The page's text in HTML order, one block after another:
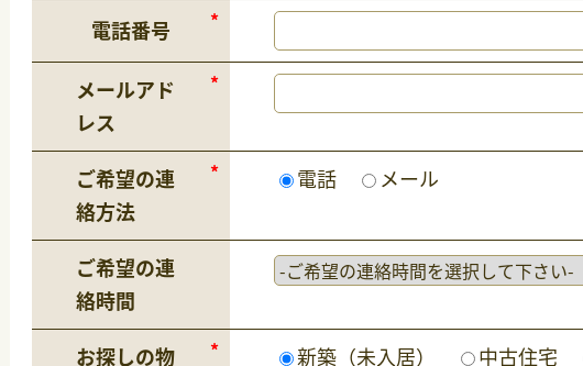
電話番号
メールアド
レス
ご希望の連
絡方法
電話 メール
ご希望の連
絡時間
お探しの物
新築（未入居） 中古住宅